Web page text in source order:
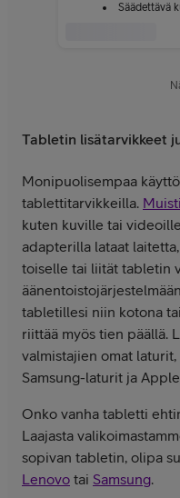
Säädettävä
Tabletin lisätarvikkeet
Monipuolisempaa
tablettitarvikkeilla.
kuten kuville tai
adapterilla lataat
toiselle tai liität tabletin
tabletillesi niin kotona
riittää myös tien päällä.
valmistajien omat
Samsung-laturit ja
Onko vanha tabletti
Laajasta
sopivan tabletin, olipa
Lenovo tai Samsung.